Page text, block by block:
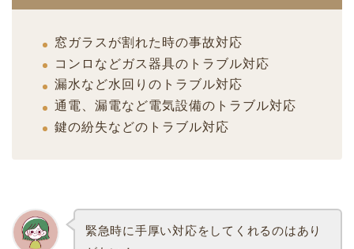
窓ガラスが割れた時の事故対応
コンロなどガス器具のトラブル対応
漏水など水回りのトラブル対応
通電、漏電など電気設備のトラブル対応
鍵の紛失などのトラブル対応
緊急時に手厚い対応をしてくれるのはあり